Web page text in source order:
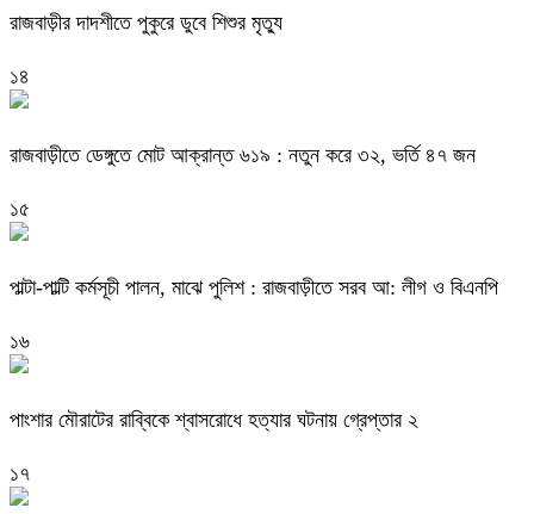
রাজবাড়ীর দাদশীতে পুকুরে ডুবে শিশুর মৃত্যু
১৪
রাজবাড়ীতে ডেঙ্গুতে মোট আক্রান্ত ৬১৯ : নতুন করে ৩২, ভর্তি ৪৭ জন
১৫
পাল্টা-পাল্টি কর্মসূচী পালন, মাঝে পুলিশ : রাজবাড়ীতে সরব আ: লীগ ও বিএনপি
১৬
পাংশার মৌরাটের রাব্বিকে শ্বাসরোধে হত্যার ঘটনায় গ্রেপ্তার ২
১৭